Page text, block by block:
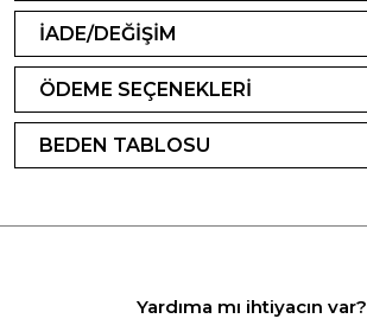
İADE/DEĞİŞİM
ÖDEME SEÇENEKLERİ
BEDEN TABLOSU
Yardıma mı ihtiyacın var?